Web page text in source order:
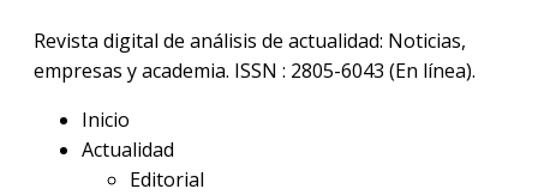
Revista digital de análisis de actualidad: Noticias,
empresas y academia. ISSN : 2805-6043 (En línea).
Inicio
Actualidad
Editorial